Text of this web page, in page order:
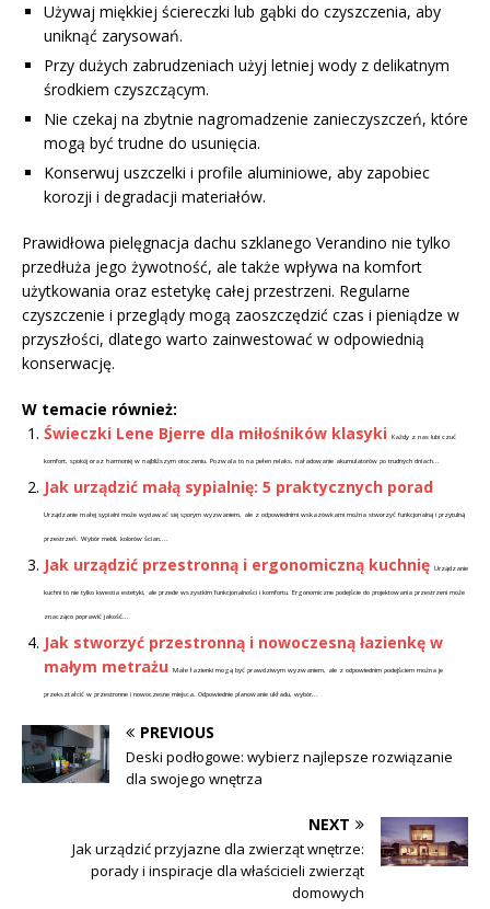
Używaj miękkiej ściereczki lub gąbki do czyszczenia, aby
uniknąć zarysowań.
Przy dużych zabrudzeniach użyj letniej wody z delikatnym
środkiem czyszczącym.
Nie czekaj na zbytnie nagromadzenie zanieczyszczeń, które
mogą być trudne do usunięcia.
Konserwuj uszczelki i profile aluminiowe, aby zapobiec
korozji i degradacji materiałów.
Prawidłowa pielęgnacja dachu szklanego Verandino nie tylko
przedłuża jego żywotność, ale także wpływa na komfort
użytkowania oraz estetykę całej przestrzeni. Regularne
czyszczenie i przeglądy mogą zaoszczędzić czas i pieniądze w
przyszłości, dlatego warto zainwestować w odpowiednią
konserwację.
W temacie również:
Świeczki Lene Bjerre dla miłośników klasyki
Każdy z nas lubi czuć
komfort, spokój oraz harmonię w najbliższym otoczeniu. Pozwala to na pełen relaks, naładowanie akumulatorów po trudnych dniach...
Jak urządzić małą sypialnię: 5 praktycznych porad
Urządzanie małej sypialni może wydawać się sporym wyzwaniem, ale z odpowiednimi wskazówkami można stworzyć funkcjonalną i przytulną
przestrzeń. Wybór mebli, kolorów ścian,...
Jak urządzić przestronną i ergonomiczną kuchnię Urządzanie
kuchni to nie tylko kwestia estetyki, ale przede wszystkim funkcjonalności i komfortu. Ergonomiczne podejście do projektowania przestrzeni może
znacząco poprawić jakość...
Jak stworzyć przestronną i nowoczesną łazienkę w
małym metrażu
Małe łazienki mogą być prawdziwym wyzwaniem, ale z odpowiednim podejściem można je
przekształcić w przestronne i nowoczesne miejsca. Odpowiednie planowanie układu, wybór...
PREVIOUS
Deski podłogowe: wybierz najlepsze rozwiązanie
dla swojego wnętrza
NEXT
Jak urządzić przyjazne dla zwierząt wnętrze:
porady i inspiracje dla właścicieli zwierząt
domowych